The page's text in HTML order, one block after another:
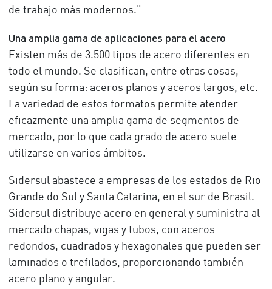
de trabajo más modernos."
Una amplia gama de aplicaciones para el acero
Existen más de 3.500 tipos de acero diferentes en
todo el mundo. Se clasifican, entre otras cosas,
según su forma: aceros planos y aceros largos, etc.
La variedad de estos formatos permite atender
eficazmente una amplia gama de segmentos de
mercado, por lo que cada grado de acero suele
utilizarse en varios ámbitos.
Sidersul abastece a empresas de los estados de Rio
Grande do Sul y Santa Catarina, en el sur de Brasil.
Sidersul distribuye acero en general y suministra al
mercado chapas, vigas y tubos, con aceros
redondos, cuadrados y hexagonales que pueden ser
laminados o trefilados, proporcionando también
acero plano y angular.